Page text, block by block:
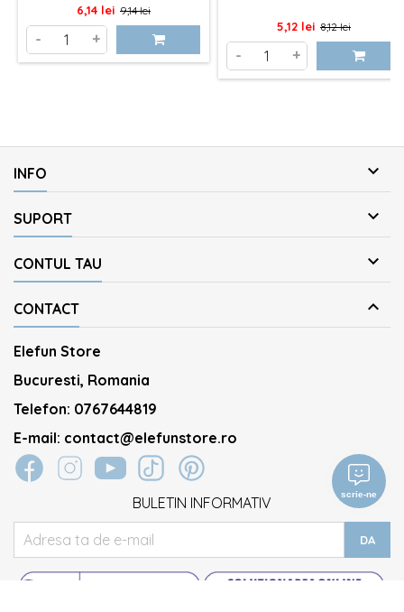
Pret
6,14 lei Pret
baza
9,14 lei
- +
Pret
5,12 lei Pret
baza
8,12 lei
- +
INFO 
SUPORT 
CONTUL TAU 
CONTACT 
Elefun Store
Bucuresti, Romania
Telefon: 0767644819
E-mail: contact@elefunstore.ro
scrie-ne
BULETIN INFORMATIV